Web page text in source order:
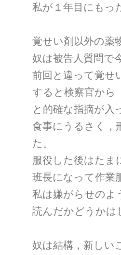
私が１年目にもっ
覚せい剤以外の薬
奴は被告人質問で
前回と違って覚せ
すると検察官から
と的確な指摘が入
食事にうるさく，
た。
服役した後はたま
班長になって作業
私は嫌がらせのよ
読んだかどうかは
奴は結構，新しい